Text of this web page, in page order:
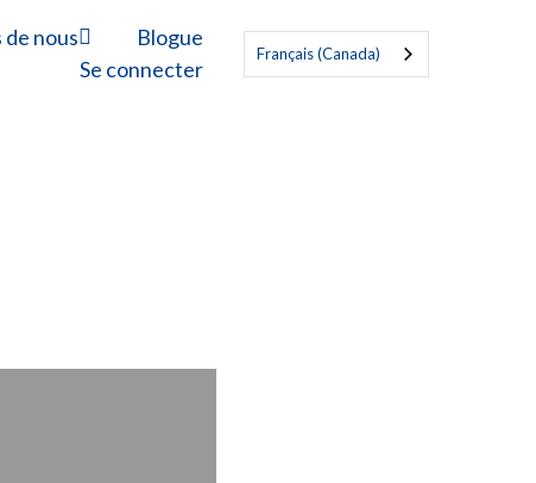
nous
Blogue
Se connecter
Français (Canada)